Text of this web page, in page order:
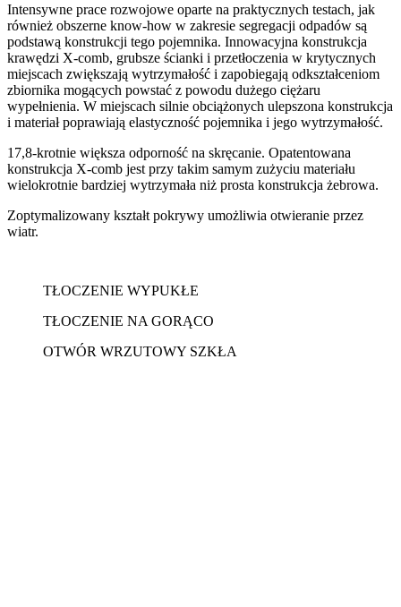
Intensywne prace rozwojowe oparte na praktycznych testach, jak
również obszerne know-how w zakresie segregacji odpadów są
podstawą konstrukcji tego pojemnika. Innowacyjna konstrukcja
krawędzi X-comb, grubsze ścianki i przetłoczenia w krytycznych
miejscach zwiększają wytrzymałość i zapobiegają odkształceniom
zbiornika mogących powstać z powodu dużego ciężaru
wypełnienia. W miejscach silnie obciążonych ulepszona konstrukcja
i materiał poprawiają elastyczność pojemnika i jego wytrzymałość.
17,8-krotnie większa odporność na skręcanie. Opatentowana
konstrukcja X-comb jest przy takim samym zużyciu materiału
wielokrotnie bardziej wytrzymała niż prosta konstrukcja żebrowa.
Zoptymalizowany kształt pokrywy umożliwia otwieranie przez
wiatr.
TŁOCZENIE WYPUKŁE
TŁOCZENIE NA GORĄCO
OTWÓR WRZUTOWY SZKŁA